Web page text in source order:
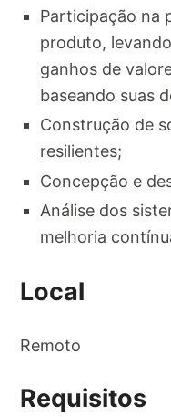
Participação na
produto,
ganhos de
baseando suas
Construção de
resilientes;
Concepção e
Análise dos
melhoria
Local
Remoto
Requisitos